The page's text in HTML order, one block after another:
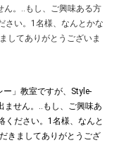
ん。‥もし、ご興味ある方
さい。1名様、なんとかな
してありがとうございま